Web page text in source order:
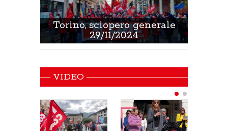
Torino, sciopero generale
29/11/2024
VIDEO